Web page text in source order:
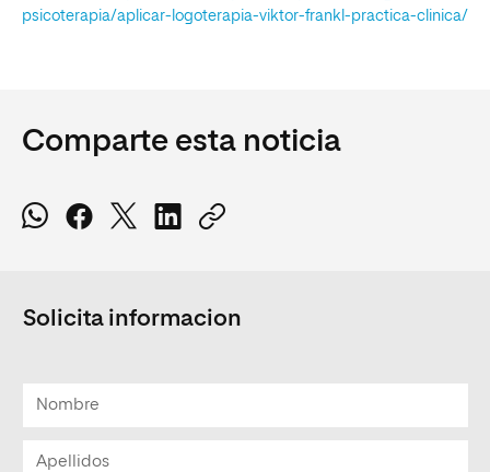
psicoterapia/aplicar-logoterapia-viktor-frankl-practica-clinica/
Comparte esta noticia
Solicita informacion